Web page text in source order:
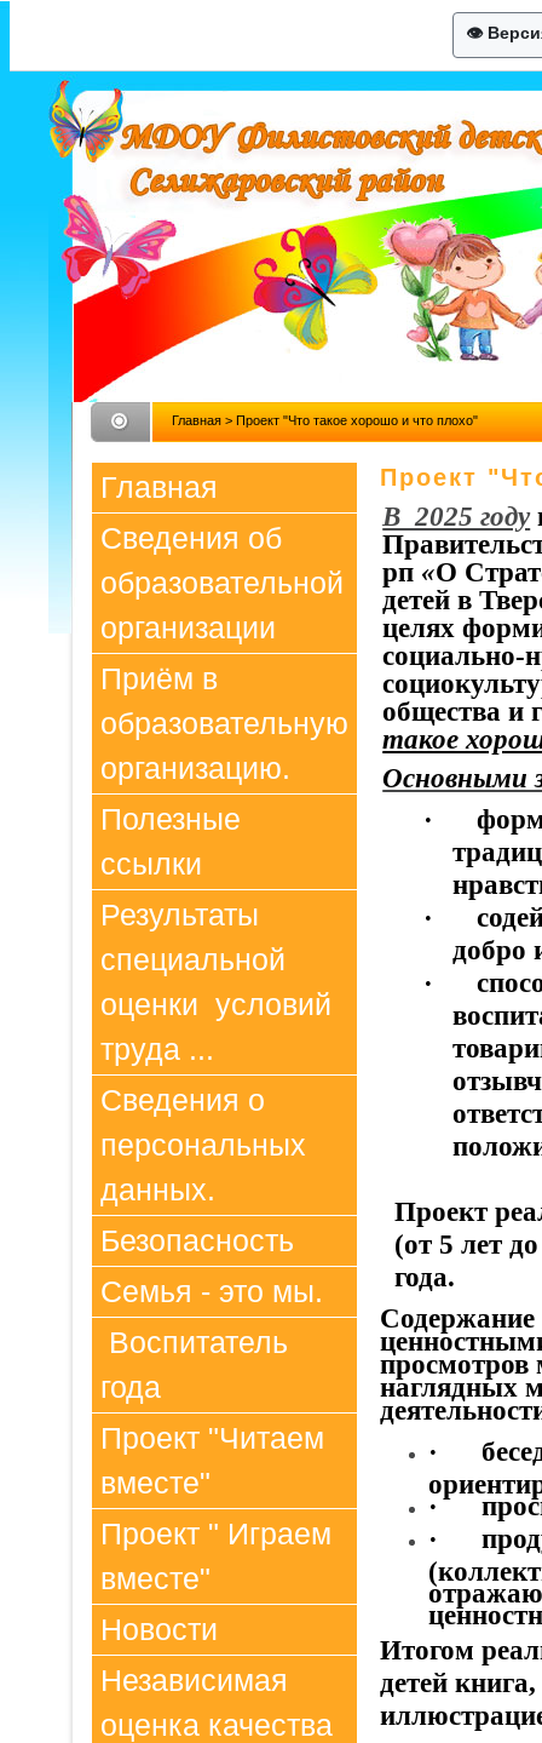
👁
Главная> Проект "Что такое хорошо и что плохо"
Главная
Сведения об
образовательной
организации
Приём в
образовательную
организацию.
Полезные
ссылки
Результаты
специальной
оценки условий
труда ...
Сведения о
персональных
данных.
Безопасность
Семья - это мы.
Воспитатель
года
Проект "Читаем
вместе"
Проект " Играем
вместе"
Новости
Независимая
оценка качества
Проект
В 2025 году
рп «О
детей в
целях
социально-
общества и
такое
Основными
·
·
добро
·
Проект
(от 5 лет
года.
Содержание
наглядных
·
·
·
Итогом
детей